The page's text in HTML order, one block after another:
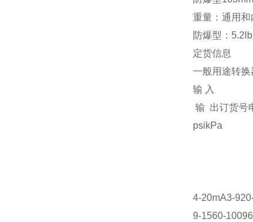
重量：通用
防爆型：
定货信息
一般用途转换
输 入
输 出订货号
psikPa
4-20mA3-
9-1560-